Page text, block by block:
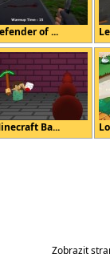
of ...
Ba...
Zobrazit